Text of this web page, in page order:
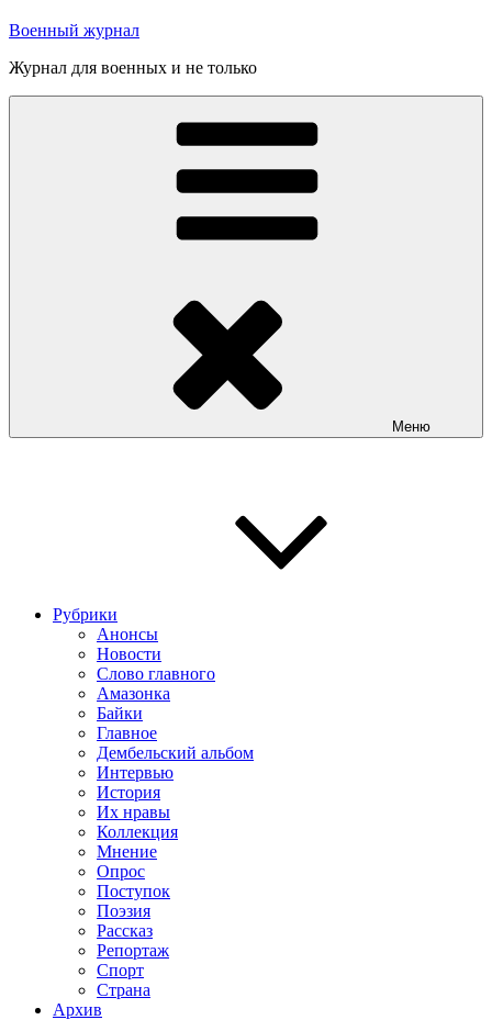
Военный журнал
Журнал для военных и не только
Меню
Рубрики
Анонсы
Новости
Слово главного
Амазонка
Байки
Главное
Дембельский альбом
Интервью
История
Их нравы
Коллекция
Мнение
Опрос
Поступок
Поэзия
Рассказ
Репортаж
Спорт
Страна
Архив